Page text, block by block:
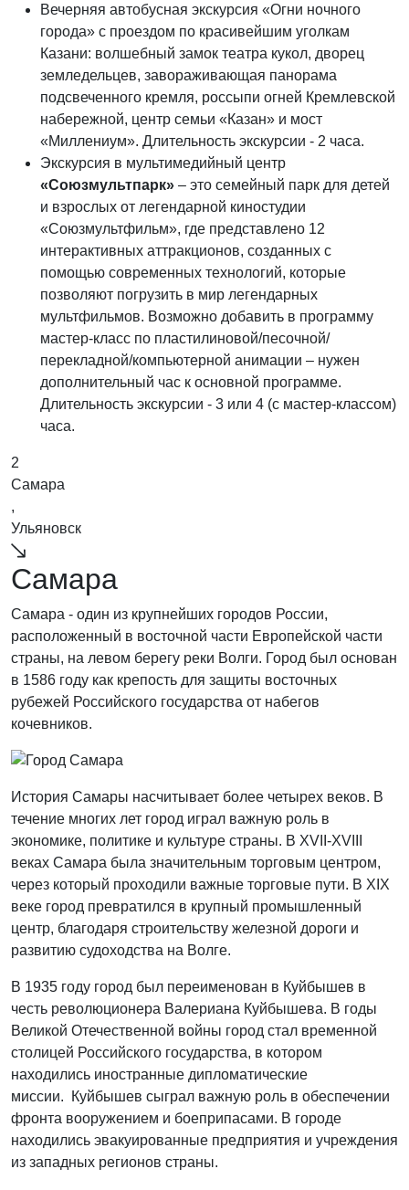
Вечерняя автобусная экскурсия «Огни ночного
города» с проездом по красивейшим уголкам
Казани: волшебный замок театра кукол, дворец
земледельцев, завораживающая панорама
подсвеченного кремля, россыпи огней Кремлевской
набережной, центр семьи «Казан» и мост
«Миллениум». Длительность экскурсии - 2 часа.
Экскурсия в мультимедийный центр
«Союзмультпарк» – это семейный парк для детей
и взрослых от легендарной киностудии
«Союзмультфильм», где представлено 12
интерактивных аттракционов, созданных с
помощью современных технологий, которые
позволяют погрузить в мир легендарных
мультфильмов. Возможно добавить в программу
мастер-класс по пластилиновой/песочной/
перекладной/компьютерной анимации – нужен
дополнительный час к основной программе.
Длительность экскурсии - 3 или 4 (с мастер-классом)
часа.
2
Самара
,
Ульяновск
Самара
Самара - один из крупнейших городов России,
расположенный в восточной части Европейской части
страны, на левом берегу реки Волги. Город был основан
в 1586 году как крепость для защиты восточных
рубежей Российского государства от набегов
кочевников.
История Самары насчитывает более четырех веков. В
течение многих лет город играл важную роль в
экономике, политике и культуре страны. В XVII-XVIII
веках Самара была значительным торговым центром,
через который проходили важные торговые пути. В XIX
веке город превратился в крупный промышленный
центр, благодаря строительству железной дороги и
развитию судоходства на Волге.
В 1935 году город был переименован в Куйбышев в
честь революционера Валериана Куйбышева. В годы
Великой Отечественной войны город стал временной
столицей Российского государства, в котором
находились иностранные дипломатические
миссии. Куйбышев сыграл важную роль в обеспечении
фронта вооружением и боеприпасами. В городе
находились эвакуированные предприятия и учреждения
из западных регионов страны.